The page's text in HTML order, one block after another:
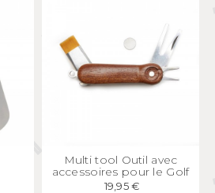
APERÇU
Multi tool Outil avec
accessoires pour le Golf
19,95 €